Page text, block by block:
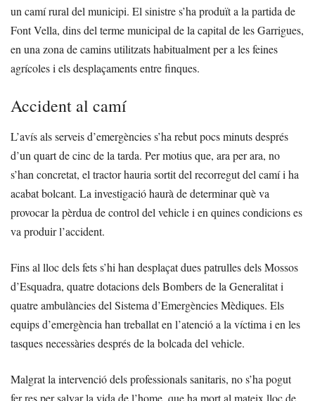
un camí rural del municipi. El sinistre s’ha produït a la partida de
Font Vella, dins del terme municipal de la capital de les Garrigues,
en una zona de camins utilitzats habitualment per a les feines
agrícoles i els desplaçaments entre finques.
Accident al camí
L’avís als serveis d’emergències s’ha rebut pocs minuts després
d’un quart de cinc de la tarda. Per motius que, ara per ara, no
s’han concretat, el tractor hauria sortit del recorregut del camí i ha
acabat bolcant. La investigació haurà de determinar què va
provocar la pèrdua de control del vehicle i en quines condicions es
va produir l’accident.
Fins al lloc dels fets s’hi han desplaçat dues patrulles dels Mossos
d’Esquadra, quatre dotacions dels Bombers de la Generalitat i
quatre ambulàncies del Sistema d’Emergències Mèdiques. Els
equips d’emergència han treballat en l’atenció a la víctima i en les
tasques necessàries després de la bolcada del vehicle.
Malgrat la intervenció dels professionals sanitaris, no s’ha pogut
fer res per salvar la vida de l’home, que ha mort al mateix lloc de